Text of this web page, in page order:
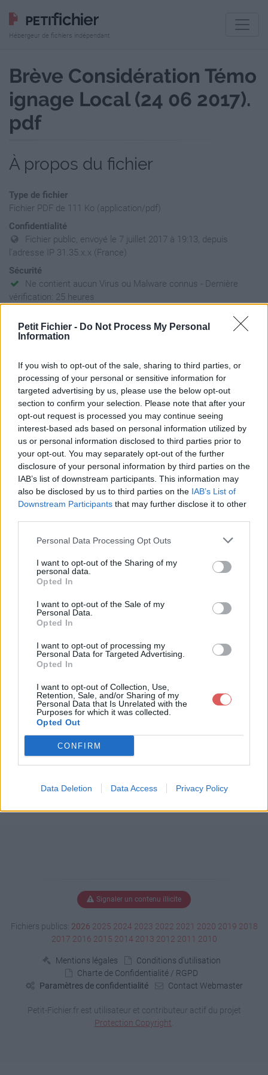
Petit Fichier - Do Not Process My Personal
Information
If you wish to opt-out of the sale, sharing to third parties, or
processing of your personal or sensitive information for
targeted advertising by us, please use the below opt-out
section to confirm your selection. Please note that after your
opt-out request is processed you may continue seeing
interest-based ads based on personal information utilized by
us or personal information disclosed to third parties prior to
your opt-out. You may separately opt-out of the further
disclosure of your personal information by third parties on the
IAB’s list of downstream participants. This information may
also be disclosed by us to third parties on the IAB’s List of
Downstream Participants that may further disclose it to other
Personal Data Processing Opt Outs
I want to opt-out of the Sharing of my
personal data.
Opted In
I want to opt-out of the Sale of my
Personal Data.
Opted In
I want to opt-out of processing my
Personal Data for Targeted Advertising.
Opted In
I want to opt-out of Collection, Use,
Retention, Sale, and/or Sharing of my
Personal Data that Is Unrelated with the
Purposes for which it was collected.
Opted Out
CONFIRM
Data Deletion Data Access Privacy Policy
Hébergeur de fichiers indépendant
Brève Considération Témo
ignage Local (24 06 2017).
pdf
À propos du fichier
Type de fichier
Fichier PDF de 111 Ko (application/pdf)
Confidentialité
Fichier public, envoyé le 7 juillet 2017 à 19:13, depuis
l'adresse IP 31.35.x.x (France)
Sécurité
Ne contient aucun Virus ou Malware connus - Dernière
vérification: 25 heures
La présente page de téléchargement a été vue 980 fois depuis
l'envoi du fichier
https://www.petit-fichier.fr/2017/07/07/breve-consideration-
temoignage-local-24-06-2017/
Copier
Partager le fichier Brève
Considération - Témoignage
Local (24-06-2017).pdf sur le
Web et les réseaux sociaux:
Télécharger le fichier Brève Con
sidération - Témoignage Local (2
4-06-2017).pdf
Télécharger Brève Considération -
Témoignage Local (24-06-2017).p
df
Signaler un contenu illicite
Fichiers publics: 2026 2025 2024 2023 2022 2021 2020 2019 2018
2017 2016 2015 2014 2013 2012 2011 2010
Mentions légales
Conditions d'utilisation
Charte de Confidentialité / RGPD
Paramètres de confidentialité
Contact Webmaster
Petit-Fichier.fr est utilisateur et contributeur actif du projet
Protection Copyright